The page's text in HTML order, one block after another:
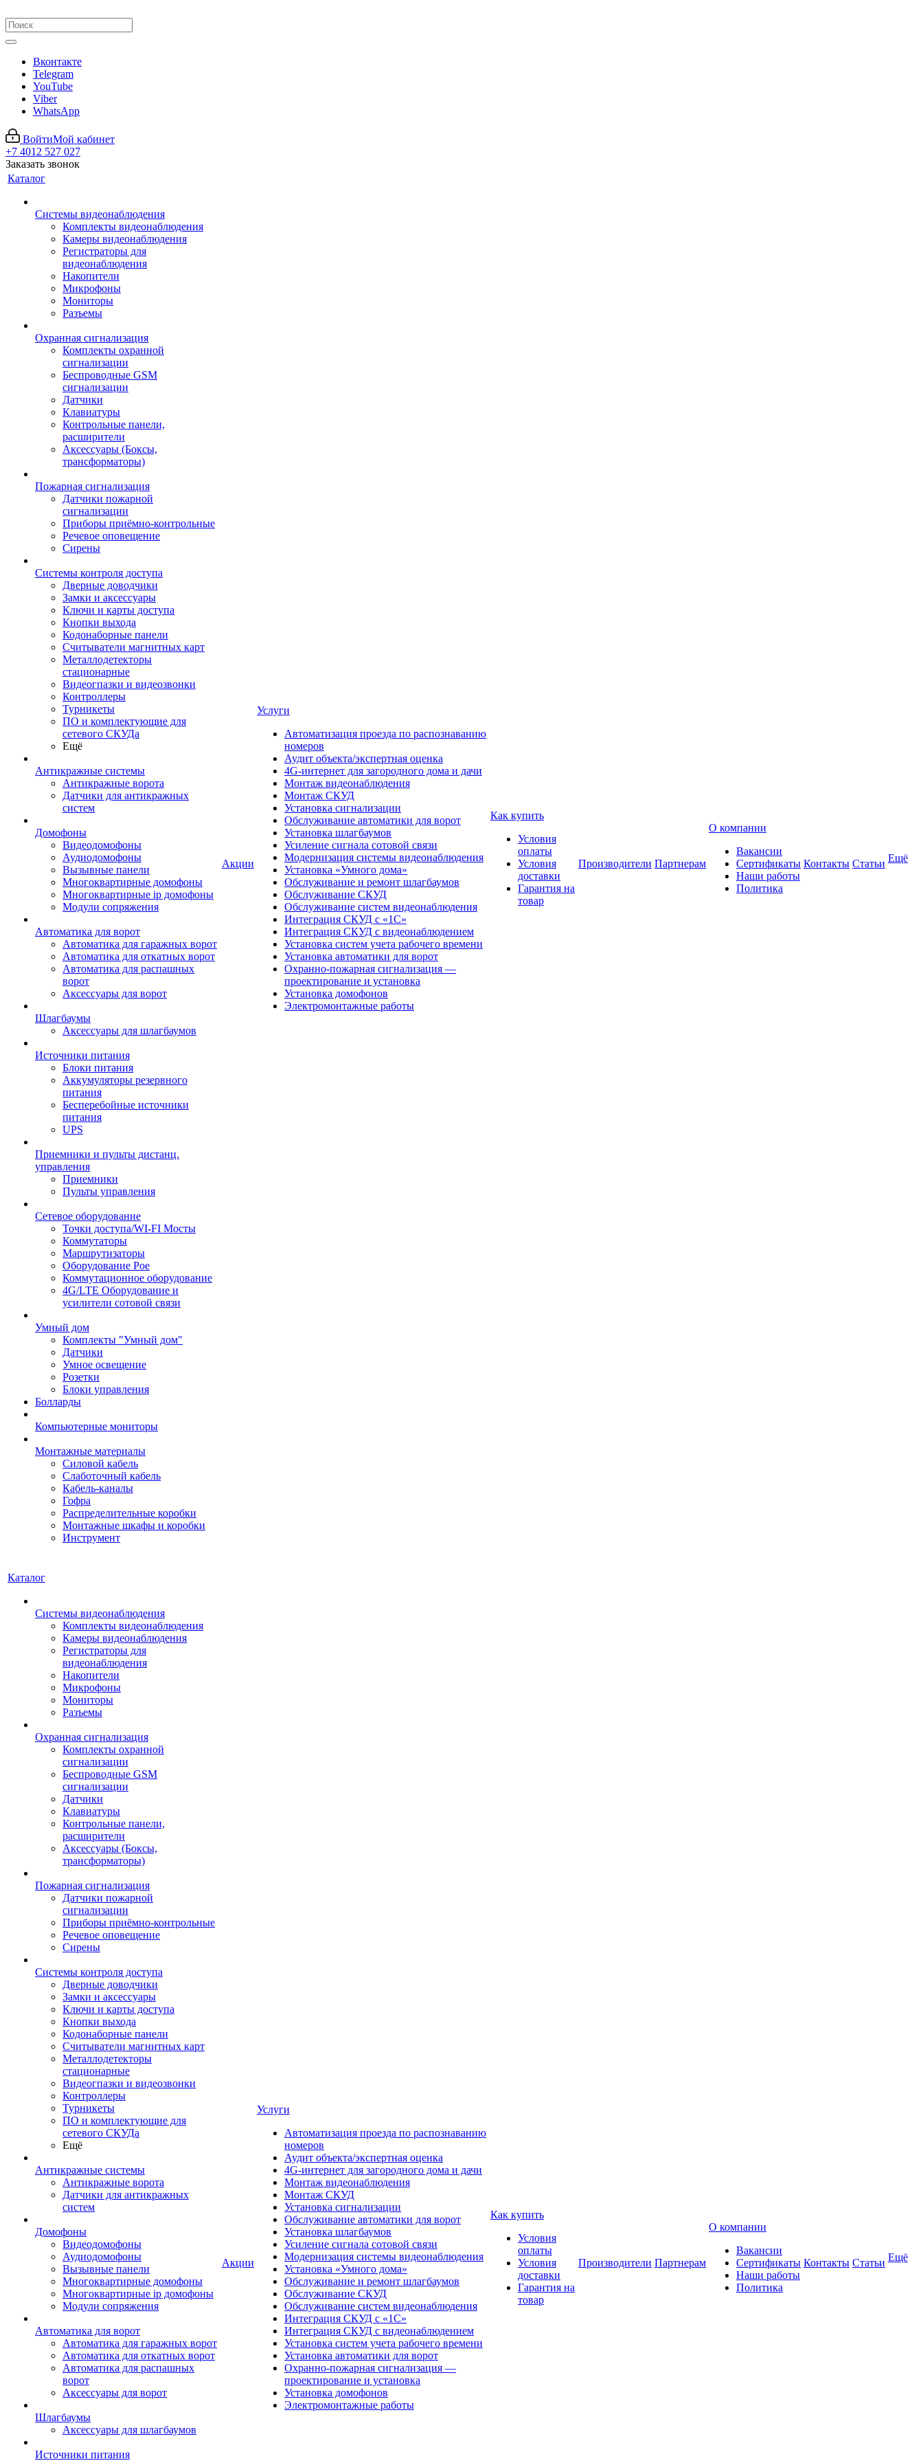
Вконтакте
Telegram
YouTube
Viber
WhatsApp
ВойтиМой кабинет
+7 4012 527 027
Заказать звонок
Каталог
Системы видеонаблюдения
Комплекты видеонаблюдения
Камеры видеонаблюдения
Регистраторы для
видеонаблюдения
Накопители
Микрофоны
Мониторы
Разъемы
Охранная сигнализация
Комплекты охранной
сигнализации
Беспроводные GSM
сигнализации
Датчики
Клавиатуры
Контрольные панели,
расширители
Аксессуары (Боксы,
трансформаторы)
Пожарная сигнализация
Датчики пожарной
сигнализации
Приборы приёмно-контрольные
Речевое оповещение
Сирены
Системы контроля доступа
Дверные доводчики
Замки и аксессуары
Ключи и карты доступа
Кнопки выхода
Кодонаборные панели
Считыватели магнитных карт
Металлодетекторы
стационарные
Видеогпазки и видеозвонки
Контроллеры
Турникеты
ПО и комплектующие для
сетевого СКУДа
Ещё
Антикражные системы
Антикражные ворота
Датчики для антикражных
систем
Домофоны
Видеодомофоны
Аудиодомофоны
Вызывные панели
Многоквартирные домофоны
Многоквартирные ip домофоны
Модули сопряжения
Автоматика для ворот
Автоматика для гаражных ворот
Автоматика для откатных ворот
Автоматика для распашных
ворот
Аксессуары для ворот
Шлагбаумы
Аксессуары для шлагбаумов
Источники питания
Блоки питания
Аккумуляторы резервного
питания
Бесперебойные источники
питания
UPS
Приемники и пульты дистанц.
управления
Приемники
Пульты управления
Сетевое оборудование
Точки доступа/WI-FI Мосты
Коммутаторы
Маршрутизаторы
Оборудование Poe
Коммутационное оборудование
4G/LTE Оборудование и
усилители сотовой связи
Умный дом
Комплекты "Умный дом"
Датчики
Умное освещение
Розетки
Блоки управления
Болларды
Компьютерные мониторы
Монтажные материалы
Силовой кабель
Слаботочный кабель
Кабель-каналы
Гофра
Распределительные коробки
Монтажные шкафы и коробки
Инструмент
Акции
Услуги
Автоматизация проезда по распознаванию
номеров
Аудит объекта/экспертная оценка
4G-интернет для загородного дома и дачи
Монтаж видеонаблюдения
Монтаж СКУД
Установка сигнализации
Обслуживание автоматики для ворот
Установка шлагбаумов
Усиление сигнала сотовой связи
Модернизация системы видеонаблюдения
Установка «Умного дома»
Обслуживание и ремонт шлагбаумов
Обслуживание СКУД
Обслуживание систем видеонаблюдения
Интеграция СКУД с «1С»
Интеграция СКУД с видеонаблюдением
Установка систем учета рабочего времени
Установка автоматики для ворот
Охранно-пожарная сигнализация —
проектирование и установка
Установка домофонов
Электромонтажные работы
Как купить
Условия
оплаты
Условия
доставки
Гарантия на
товар
Производители Партнерам
О компании
Вакансии
Сертификаты
Наши работы
Политика
Контакты Статьи Ещё
Каталог
Системы видеонаблюдения
Комплекты видеонаблюдения
Камеры видеонаблюдения
Регистраторы для
видеонаблюдения
Накопители
Микрофоны
Мониторы
Разъемы
Охранная сигнализация
Комплекты охранной
сигнализации
Беспроводные GSM
сигнализации
Датчики
Клавиатуры
Контрольные панели,
расширители
Аксессуары (Боксы,
трансформаторы)
Пожарная сигнализация
Датчики пожарной
сигнализации
Приборы приёмно-контрольные
Речевое оповещение
Сирены
Системы контроля доступа
Дверные доводчики
Замки и аксессуары
Ключи и карты доступа
Кнопки выхода
Кодонаборные панели
Считыватели магнитных карт
Металлодетекторы
стационарные
Видеогпазки и видеозвонки
Контроллеры
Турникеты
ПО и комплектующие для
сетевого СКУДа
Ещё
Антикражные системы
Антикражные ворота
Датчики для антикражных
систем
Домофоны
Видеодомофоны
Аудиодомофоны
Вызывные панели
Многоквартирные домофоны
Многоквартирные ip домофоны
Модули сопряжения
Автоматика для ворот
Автоматика для гаражных ворот
Автоматика для откатных ворот
Автоматика для распашных
ворот
Аксессуары для ворот
Шлагбаумы
Аксессуары для шлагбаумов
Источники питания
Акции
Услуги
Автоматизация проезда по распознаванию
номеров
Аудит объекта/экспертная оценка
4G-интернет для загородного дома и дачи
Монтаж видеонаблюдения
Монтаж СКУД
Установка сигнализации
Обслуживание автоматики для ворот
Установка шлагбаумов
Усиление сигнала сотовой связи
Модернизация системы видеонаблюдения
Установка «Умного дома»
Обслуживание и ремонт шлагбаумов
Обслуживание СКУД
Обслуживание систем видеонаблюдения
Интеграция СКУД с «1С»
Интеграция СКУД с видеонаблюдением
Установка систем учета рабочего времени
Установка автоматики для ворот
Охранно-пожарная сигнализация —
проектирование и установка
Установка домофонов
Электромонтажные работы
Как купить
Условия
оплаты
Условия
доставки
Гарантия на
товар
Производители Партнерам
О компании
Вакансии
Сертификаты
Наши работы
Политика
Контакты Статьи Ещё